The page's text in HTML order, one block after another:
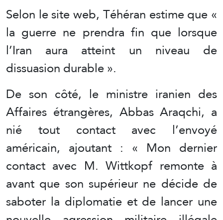
Selon le site web, Téhéran estime que «
la guerre ne prendra fin que lorsque
l’Iran aura atteint un niveau de
dissuasion durable ».
De son côté, le ministre iranien des
Affaires étrangères, Abbas Araqchi, a
nié tout contact avec l’envoyé
américain, ajoutant : « Mon dernier
contact avec M. Wittkopf remonte à
avant que son supérieur ne décide de
saboter la diplomatie et de lancer une